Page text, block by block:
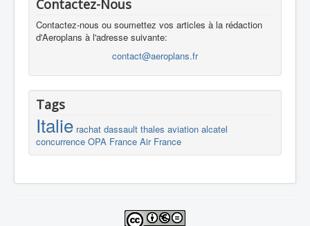
Contactez-Nous
Contactez-nous ou soumettez vos articles à la rédaction
d'Aeroplans à l'adresse suivante:
contact@aeroplans.fr
Tags
Italie rachat dassault thales aviation alcatel
concurrence OPA France Air France